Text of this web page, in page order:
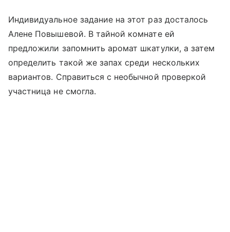
Индивидуальное задание на этот раз досталось
Алене Повышевой. В тайной комнате ей
предложили запомнить аромат шкатулки, а затем
определить такой же запах среди нескольких
вариантов. Справиться с необычной проверкой
участница не смогла.